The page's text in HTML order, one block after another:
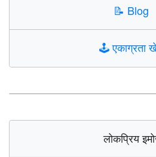
📝 Blog
🕹️एकाग्रता
लोकप्रिय